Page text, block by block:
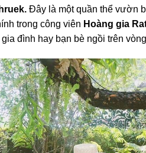
Đây là một quần thể vườn
trong công viên Hoàng gia
đình hay bạn bè ngồi trên